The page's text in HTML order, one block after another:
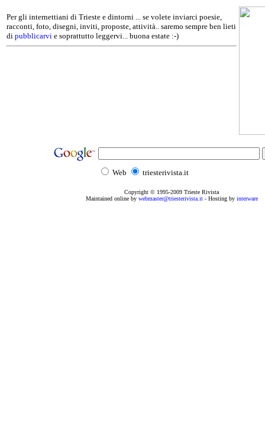
Per gli internettiani di Trieste e dintorni ... se volete inviarci poesie,
racconti, foto, disegni, inviti, proposte, attività.. saremo sempre ben lieti
di pubblicarvi e soprattutto leggervi... buona estate :-)
Web triesterivista.it
Copyright © 1995-2009 Trieste Rivista
Maintained online by webmaster@triesterivista.it- Hosting by interware